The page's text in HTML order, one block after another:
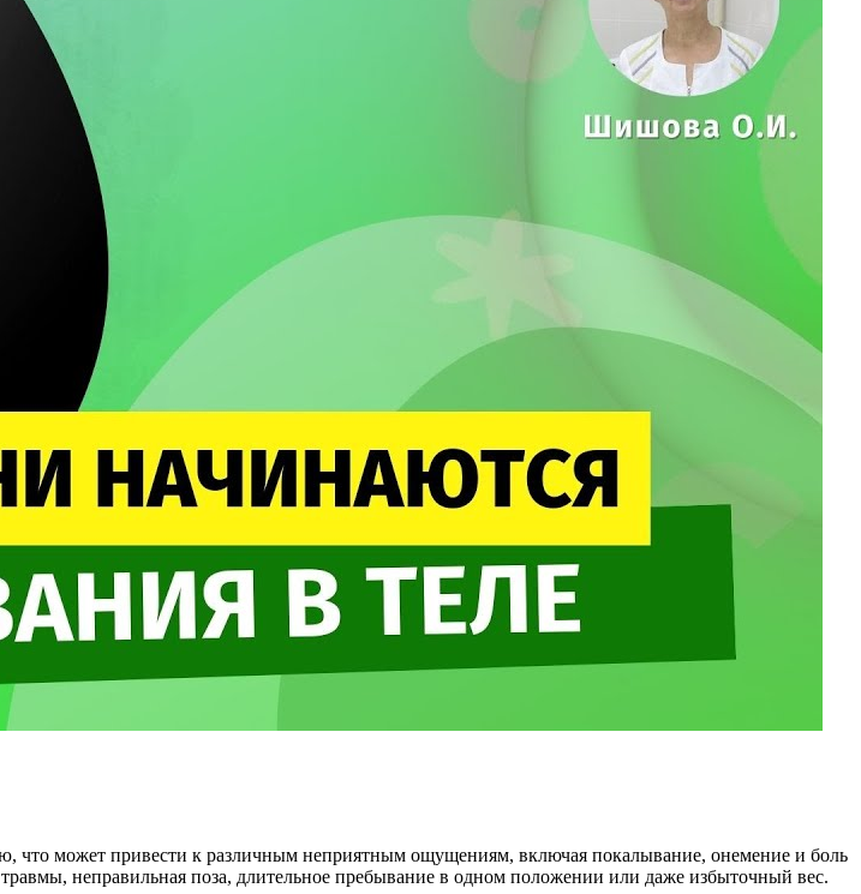
что может привести к различным неприятным ощущениям, включая покалывание, онемение и боль
неправильная поза, длительное пребывание в одном положении или даже избыточный вес.